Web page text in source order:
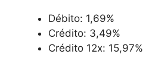
Débito: 1,69%
Crédito: 3,49%
Crédito 12x: 15,97%